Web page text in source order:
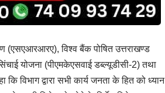
(एसएआरआरए), विश्व बैंक पोषित उत्तराखण्ड
योजना (पीएमकेएसवाई डब्ल्यूडीसी-2) तथा
विभाग द्वारा सभी कार्य जनता के हित को ध्यान